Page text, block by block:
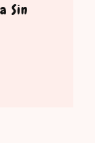
Sin